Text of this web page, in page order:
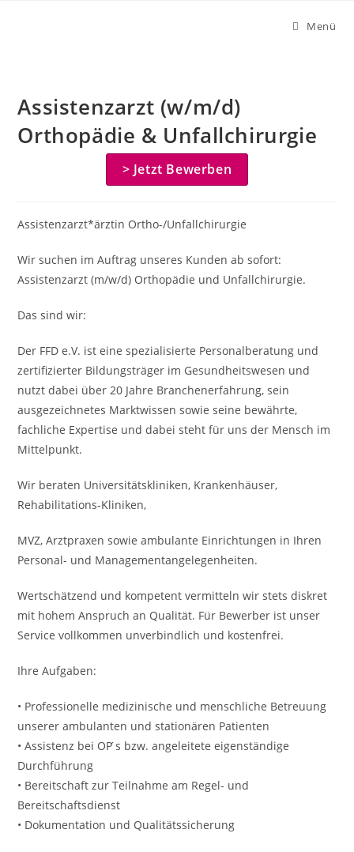
Menü
Assistenzarzt (w/m/d)
Orthopädie & Unfallchirurgie
> Jetzt Bewerben
Assistenzarzt*ärztin Ortho-/Unfallchirurgie
Wir suchen im Auftrag unseres Kunden ab sofort:
Assistenzarzt (m/w/d) Orthopädie und Unfallchirurgie.
Das sind wir:
Der FFD e.V. ist eine spezialisierte Personalberatung und
zertifizierter Bildungsträger im Gesundheitswesen und
nutzt dabei über 20 Jahre Branchenerfahrung, sein
ausgezeichnetes Marktwissen sowie seine bewährte,
fachliche Expertise und dabei steht für uns der Mensch im
Mittelpunkt.
Wir beraten Universitätskliniken, Krankenhäuser,
Rehabilitations-Kliniken,
MVZ, Arztpraxen sowie ambulante Einrichtungen in Ihren
Personal- und Managementangelegenheiten.
Wertschätzend und kompetent vermitteln wir stets diskret
mit hohem Anspruch an Qualität. Für Bewerber ist unser
Service vollkommen unverbindlich und kostenfrei.
Ihre Aufgaben:
• Professionelle medizinische und menschliche Betreuung
unserer ambulanten und stationären Patienten
• Assistenz bei OP ́s bzw. angeleitete eigenständige
Durchführung
• Bereitschaft zur Teilnahme am Regel- und
Bereitschaftsdienst
• Dokumentation und Qualitätssicherung